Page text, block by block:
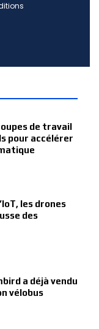
de travail
pour accélérer
les drones
des
a déjà vendu
vélobus